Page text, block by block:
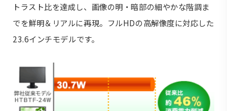
トラスト比を達成し、画像の明・暗部の細やかな階調ま
でを鮮明＆リアルに再現。フルHDの高解像度に対応した
23.6インチモデルです。